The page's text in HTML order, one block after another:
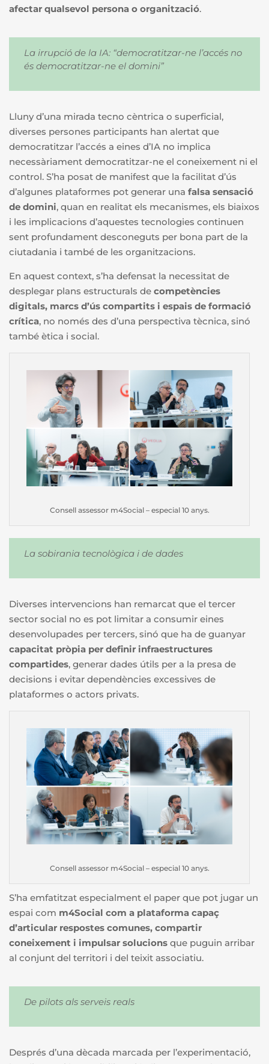
afectar qualsevol persona o organització.
La irrupció de la IA: “democratitzar-ne l’accés no
és democratitzar-ne el domini”
Lluny d’una mirada tecno cèntrica o superficial,
diverses persones participants han alertat que
democratitzar l’accés a eines d’IA no implica
necessàriament democratitzar-ne el coneixement ni el
control. S’ha posat de manifest que la facilitat d’ús
d’algunes plataformes pot generar una falsa sensació
de domini, quan en realitat els mecanismes, els biaixos
i les implicacions d’aquestes tecnologies continuen
sent profundament desconeguts per bona part de la
ciutadania i també de les organitzacions.
En aquest context, s’ha defensat la necessitat de
desplegar plans estructurals de competències
digitals, marcs d’ús compartits i espais de formació
crítica, no només des d’una perspectiva tècnica, sinó
també ètica i social.
Consell assessor m4Social – especial 10 anys.
La sobirania tecnològica i de dades
Diverses intervencions han remarcat que el tercer
sector social no es pot limitar a consumir eines
desenvolupades per tercers, sinó que ha de guanyar
capacitat pròpia per definir infraestructures
compartides, generar dades útils per a la presa de
decisions i evitar dependències excessives de
plataformes o actors privats.
Consell assessor m4Social – especial 10 anys.
S’ha emfatitzat especialment el paper que pot jugar un
espai com m4Social com a plataforma capaç
d’articular respostes comunes, compartir
coneixement i impulsar solucions que puguin arribar
al conjunt del territori i del teixit associatiu.
De pilots als serveis reals
Després d’una dècada marcada per l’experimentació,